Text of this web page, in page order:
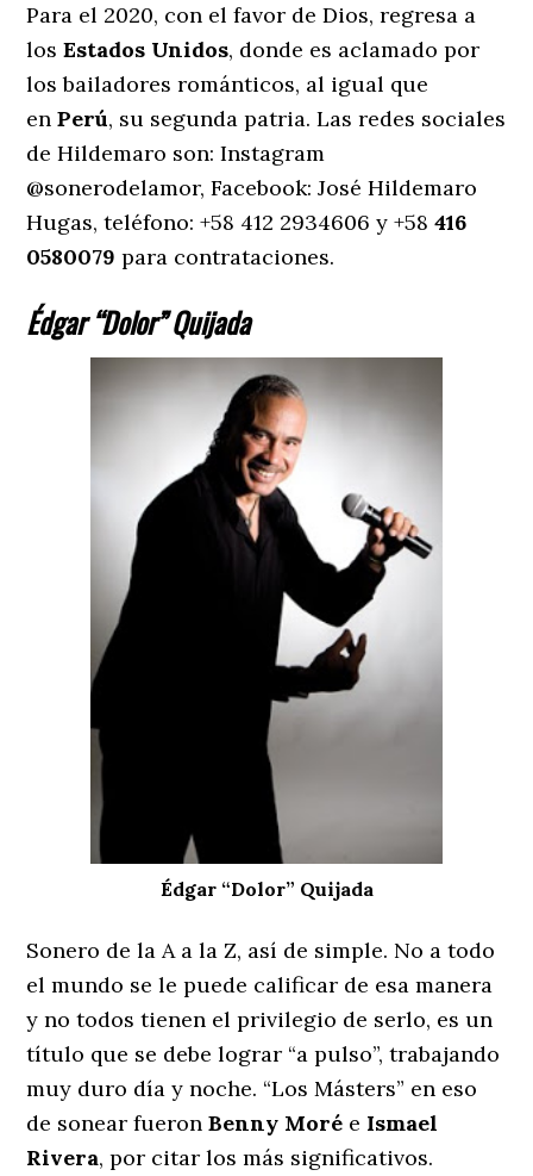
Para el 2020, con el favor de Dios, regresa a
losEstados Unidos, donde es aclamado por
los bailadores románticos, al igual que
enPerú, su segunda patria. Las redes sociales
de Hildemaro son: Instagram
@sonerodelamor, Facebook: José Hildemaro
Hugas, teléfono: +58 412 2934606 y +58416
0580079para contrataciones.
Édgar “Dolor” Quijada
Édgar “Dolor” Quijada
Sonero de la A a la Z, así de simple. No a todo
el mundo se le puede calificar de esa manera
y no todos tienen el privilegio de serlo, es un
título que se debe lograr “a pulso”, trabajando
muy duro día y noche. “Los Másters” en eso
de sonear fueronBenny Moré e Ismael
Rivera, por citar los más significativos.